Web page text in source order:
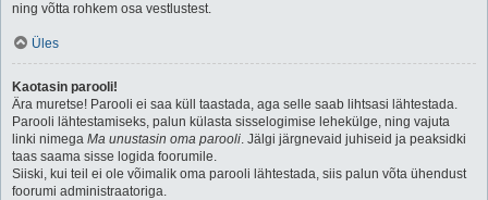
ning võtta rohkem osa vestlustest.
Üles
Kaotasin parooli!
Ära muretse! Parooli ei saa küll taastada, aga selle saab lihtsasi lähtestada.
Parooli lähtestamiseks, palun külasta sisselogimise lehekülge, ning vajuta
linki nimega Ma unustasin oma parooli. Jälgi järgnevaid juhiseid ja peaksidki
taas saama sisse logida foorumile.
Siiski, kui teil ei ole võimalik oma parooli lähtestada, siis palun võta ühendust
foorumi administraatoriga.